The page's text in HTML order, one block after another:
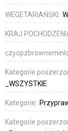
WEGETARIAŃSKI:
KRAJ
Kategorie
_WSZYSTKIE
Kategorie:
Kategorie